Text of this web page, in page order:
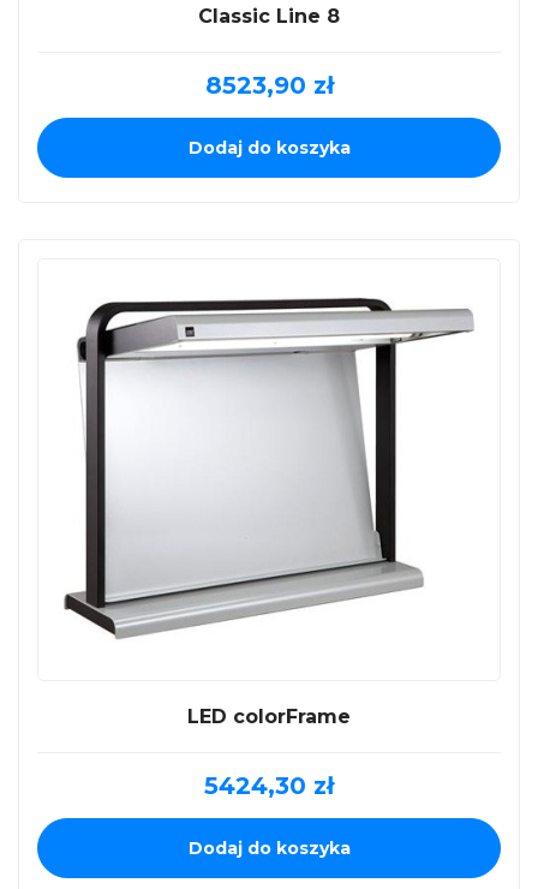
Classic Line 8
8523,90 zł
Dodaj do koszyka
LED colorFrame
5424,30 zł
Dodaj do koszyka